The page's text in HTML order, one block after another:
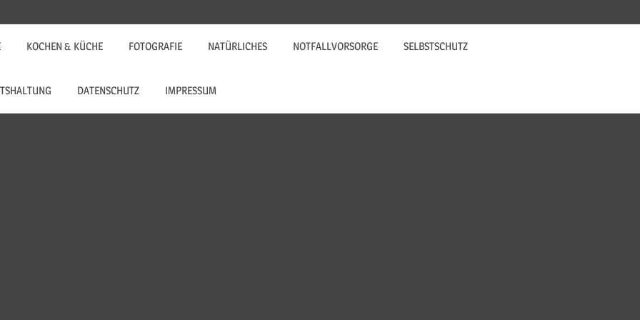
KOCHEN & KÜCHE FOTOGRAFIE NATÜRLICHES NOTFALLVORSORGE SELBSTSCHUTZ
DATENSCHUTZ IMPRESSUM